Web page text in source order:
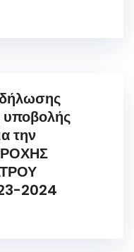
υποβολής
την
2024